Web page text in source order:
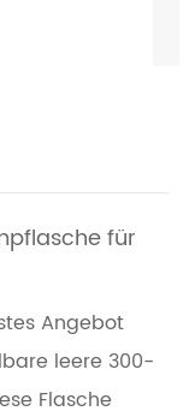
für
Angebot
leere 300-
Flasche